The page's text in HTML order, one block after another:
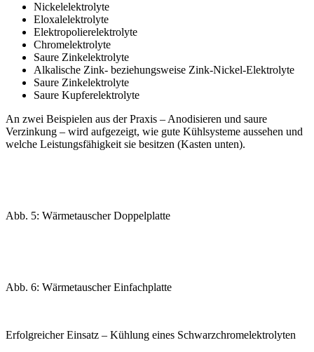
Nickelelektrolyte
Eloxalelektrolyte
Elektropolierelektrolyte
Chromelektrolyte
Saure Zinkelektrolyte
Alkalische Zink- beziehungsweise Zink-Nickel-Elektrolyte
Saure Zinkelektrolyte
Saure Kupferelektrolyte
An zwei Beispielen aus der Praxis – Anodisieren und saure
Verzinkung – wird aufgezeigt, wie gute Kühlsysteme aussehen und
welche Leistungsfähigkeit sie besitzen (Kasten unten).
Abb. 5: Wärmetauscher Doppelplatte
Abb. 6: Wärmetauscher Einfachplatte
Erfolgreicher Einsatz – Kühlung eines Schwarzchromelektrolyten